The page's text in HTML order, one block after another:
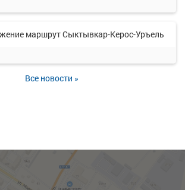
маршрут Сыктывкар-Керос-Уръель
Все новости »